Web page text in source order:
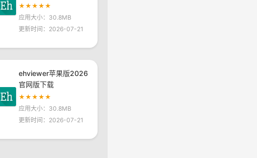
★★★★★
应用大小：30.8MB
更新时间：2026-07-21
ehviewer苹果版2026
官网版下载
★★★★★
应用大小：30.8MB
更新时间：2026-07-21